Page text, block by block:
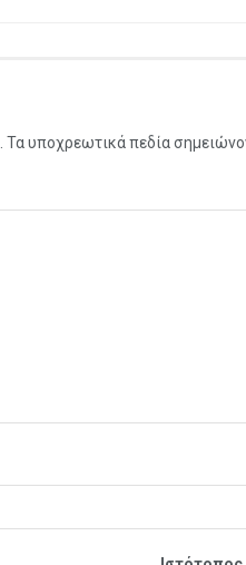
Τα υποχρεωτικά πεδία